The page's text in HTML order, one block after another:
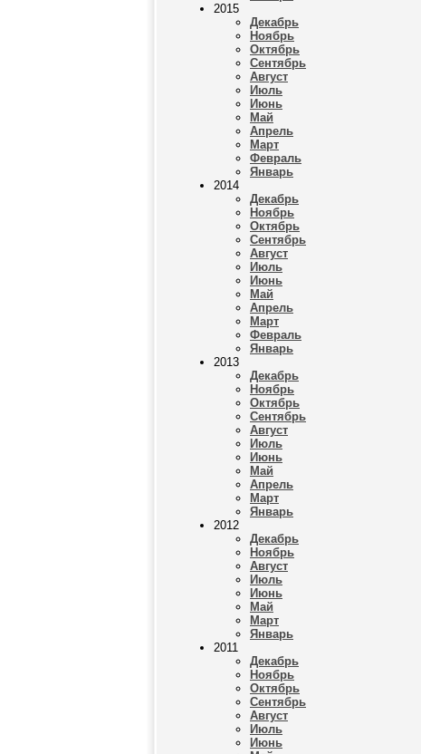
2015
Декабрь
Ноябрь
Октябрь
Сентябрь
Август
Июль
Июнь
Май
Апрель
Март
Февраль
Январь
2014
Декабрь
Ноябрь
Октябрь
Сентябрь
Август
Июль
Июнь
Май
Апрель
Март
Февраль
Январь
2013
Декабрь
Ноябрь
Октябрь
Сентябрь
Август
Июль
Июнь
Май
Апрель
Март
Январь
2012
Декабрь
Ноябрь
Август
Июль
Июнь
Май
Март
Январь
2011
Декабрь
Ноябрь
Октябрь
Сентябрь
Август
Июль
Июнь